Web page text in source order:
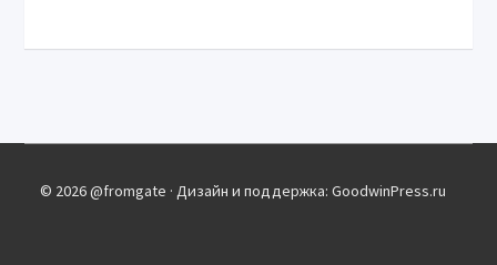
© 2026 @fromgate · Дизайн и поддержка: GoodwinPress.ru